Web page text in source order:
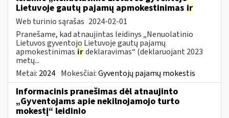
Lietuvoje gautų pajamų apmokestinimas ir
Web turinio sąrašas 2024-02-01
Pranešame, kad atnaujintas leidinys „Nenuolatinio
Lietuvos gyventojo Lietuvoje gautų pajamų
apmokestinimas irdeklaravimas“ (deklaruojant 2023
metų...
Metai: 2024 Mokesčiai:Gyventojų pajamų mokestis
Informacinis pranešimas dėl atnaujinto
„Gyventojams apie nekilnojamojo turto
mokestį“ leidinio